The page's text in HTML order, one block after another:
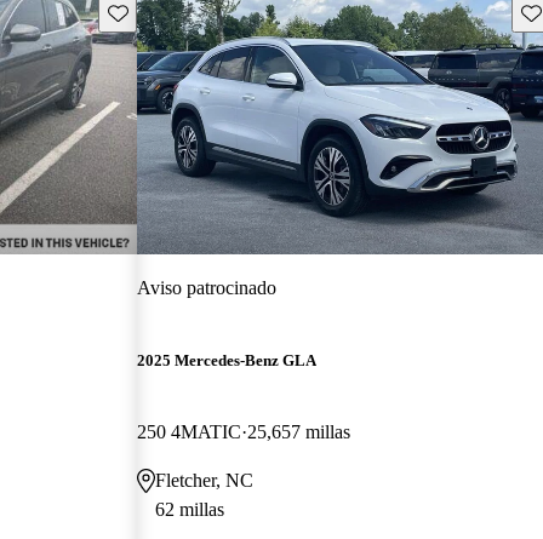
Guarda este Aviso
Aviso patrocinado
2025 Mercedes-Benz GLA
250 4MATIC 25,657 millas
Fletcher, NC
62 millas